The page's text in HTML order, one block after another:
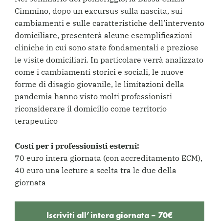
Cimmino, dopo un excursus sulla nascita, sui
cambiamenti e sulle caratteristiche dell’intervento
domiciliare, presenterà alcune esemplificazioni
cliniche in cui sono state fondamentali e preziose
le visite domiciliari. In particolare verrà analizzato
come i cambiamenti storici e sociali, le nuove
forme di disagio giovanile, le limitazioni della
pandemia hanno visto molti professionisti
riconsiderare il domicilio come territorio
terapeutico
Costi per i professionisti esterni:
70 euro intera giornata (con accreditamento ECM),
40 euro una lecture a scelta tra le due della
giornata
Iscriviti all’intera giornata – 70€